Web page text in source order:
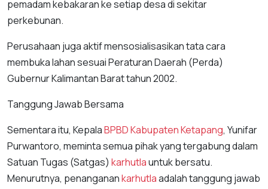
pemadam kebakaran ke setiap desa di sekitar
perkebunan.
Perusahaan juga aktif mensosialisasikan tata cara
membuka lahan sesuai Peraturan Daerah (Perda)
Gubernur Kalimantan Barat tahun 2002.
Tanggung Jawab Bersama
Sementara itu, KepalaBPBD Kabupaten Ketapang, Yunifar
Purwantoro, meminta semua pihak yang tergabung dalam
Satuan Tugas (Satgas) karhutlauntuk bersatu.
Menurutnya, penanganankarhutlaadalah tanggung jawab